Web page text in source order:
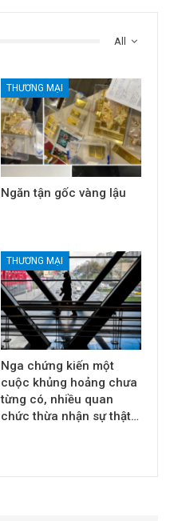
All
THƯƠNG MẠI
Ngăn tận gốc vàng lậu
THƯƠNG MẠI
Nga chứng kiến một
cuộc khủng hoảng chưa
từng có, nhiều quan
chức thừa nhận sự thật…